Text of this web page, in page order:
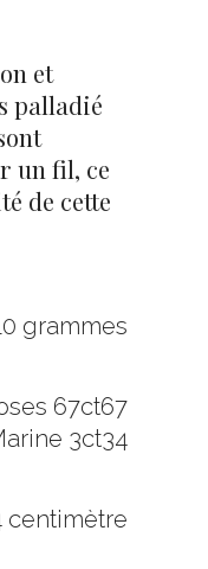
et
palladié
un fil, ce
de cette
grammes
67ct67
3ct34
centimètre